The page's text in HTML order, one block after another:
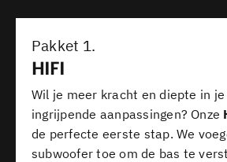
speakers of de versterker, al een
maken. In andere gevallen is een
vervanging de beste keuze om het
systeem te halen.
Pakket 1.
HIFI
Wil je meer kracht en diepte in
ingrijpende aanpassingen? Onze
de perfecte eerste stap. We
subwoofer toe om de bas te